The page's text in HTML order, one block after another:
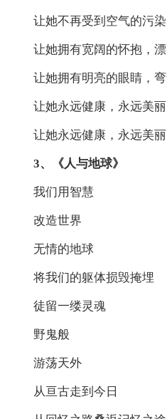
让她不再受到空气的污染
让她拥有宽阔的怀抱，漂
让她拥有明亮的眼睛，弯
让她永远健康，永远美丽
让她永远健康，永远美丽
3、《人与地球》
我们用智慧
改造世界
无情的地球
将我们的躯体损毁掩埋
徒留一缕灵魂
野鬼般
游荡天外
从亘古走到今日